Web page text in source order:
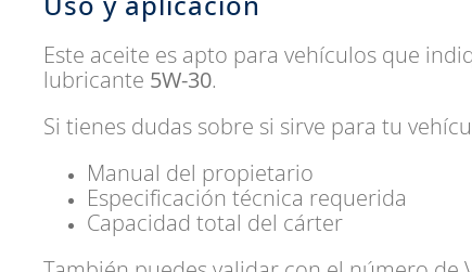
Uso y aplicación
Este aceite es apto para vehículos que
lubricante 5W-30.
Si tienes dudas sobre si sirve para tu
Manual del propietario
Especificación técnica requerida
Capacidad total del cárter